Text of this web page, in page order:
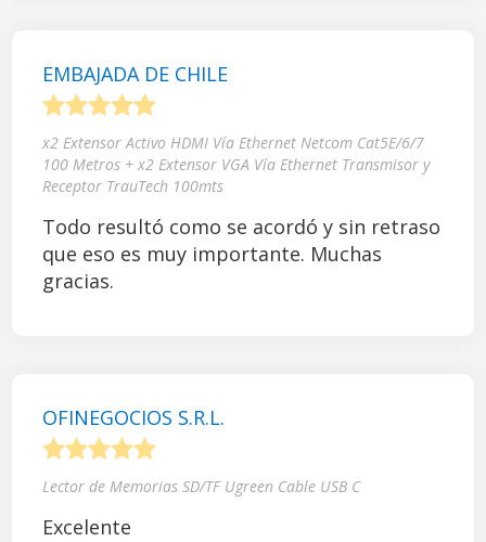
EMBAJADA DE CHILE
x2 Extensor Activo HDMI Vía Ethernet Netcom Cat5E/6/7
100 Metros + x2 Extensor VGA Vía Ethernet Transmisor y
Receptor TrauTech 100mts
Todo resultó como se acordó y sin retraso
que eso es muy importante. Muchas
gracias.
OFINEGOCIOS S.R.L.
Lector de Memorias SD/TF Ugreen Cable USB C
Excelente